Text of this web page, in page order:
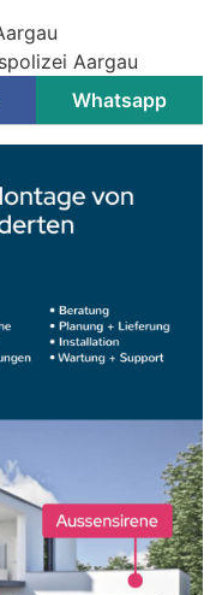
Aargau
Whatsapp